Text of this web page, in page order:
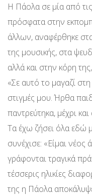
Η Πάολα σε μία από
πρόσφατα στην
άλλων, αναφέρθηκε
της μουσικής, στα
αλλά και στην κόρη
«Σε αυτό το μαγαζί
στιγμές μου. Ήρθα
παντρεύτηκα, μέχρι
Τα έχω ζήσει όλα εδώ
συνέχισε: «Είμαι
γράφονται τραγικά
τέσσερις ηλικίες
της η Πάολα